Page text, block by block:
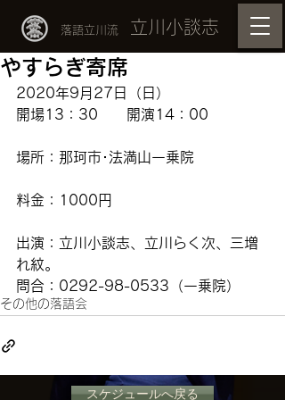
落語立川流 立川小談志
やすらぎ寄席
2020年9月27日（日）
開場13：30　　開演14：00
場所：那珂市･法満山一乗院
料金：1000円
出演：立川小談志、立川らく次、三増
れ紋。
問合：0292-98-0533（一乗院）
その他の落語会
スケジュールへ戻る